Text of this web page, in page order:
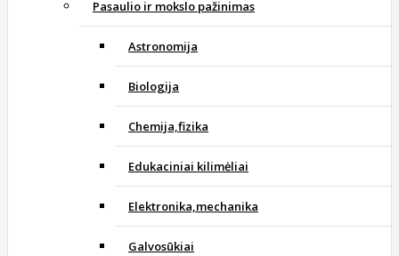
Pasaulio ir mokslo pažinimas
Astronomija
Biologija
Chemija,fizika
Edukaciniai kilimėliai
Elektronika,mechanika
Galvosūkiai